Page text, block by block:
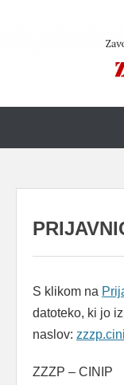
Skip
content
S klikom na
datoteko, ki jo
naslov:
ZZZP – CINIP